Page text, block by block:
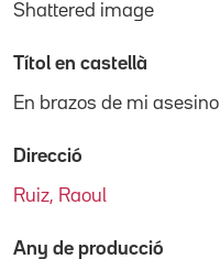
Shattered image
Títol en castellà
En brazos de mi asesino
Direcció
Ruiz, Raoul
Any de producció